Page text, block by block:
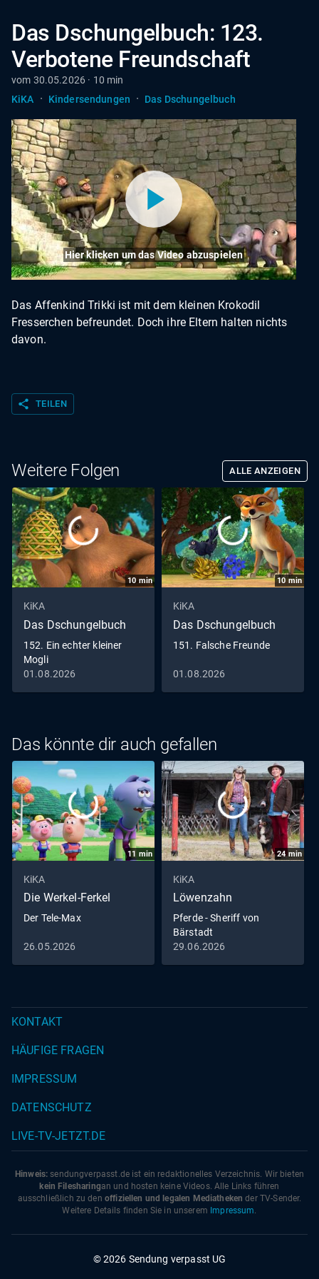
Das Dschungelbuch: 123.
Verbotene Freundschaft
vom 30.05.2026 · 10 min
KiKA
· Kindersendungen · Das Dschungelbuch
Hier klicken um das Video abzuspielen
Das Affenkind Trikki ist mit dem kleinen Krokodil
Fresserchen befreundet. Doch ihre Eltern halten nichts
davon.
share TEILEN
Weitere Folgen ALLE ANZEIGEN
10min
KiKA
Das Dschungelbuch
152. Ein echter kleiner
Mogli
01.08.2026
10min
KiKA
Das Dschungelbuch
151. Falsche Freunde
01.08.2026
Das könnte dir auch gefallen
11 min
KiKA
Die Werkel-Ferkel
Der Tele-Max
26.05.2026
24 min
KiKA
Löwenzahn
Pferde - Sheriff von
Bärstadt
29.06.2026
KONTAKT
HÄUFIGE FRAGEN
IMPRESSUM
DATENSCHUTZ
LIVE-TV-JETZT.DE
Hinweis: sendungverpasst.de ist ein redaktionelles Verzeichnis. Wir bieten
kein Filesharingan und hosten keine Videos. Alle Links führen
ausschließlich zu den offiziellen und legalen Mediatheken der TV-Sender.
Weitere Details finden Sie in unserem Impressum.
© 2026 Sendung verpasst UG